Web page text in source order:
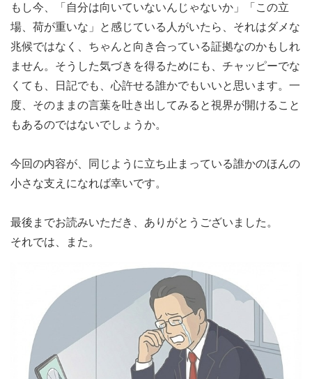
もし今、「自分は向いていないんじゃないか」「この立
場、荷が重いな」と感じている人がいたら、それはダメな
兆候ではなく、ちゃんと向き合っている証拠なのかもしれ
ません。そうした気づきを得るためにも、チャッピーでな
くても、日記でも、心許せる誰かでもいいと思います。一
度、そのままの言葉を吐き出してみると視界が開けること
もあるのではないでしょうか。
今回の内容が、同じように立ち止まっている誰かのほんの
小さな支えになれば幸いです。
最後までお読みいただき、ありがとうございました。
それでは、また。